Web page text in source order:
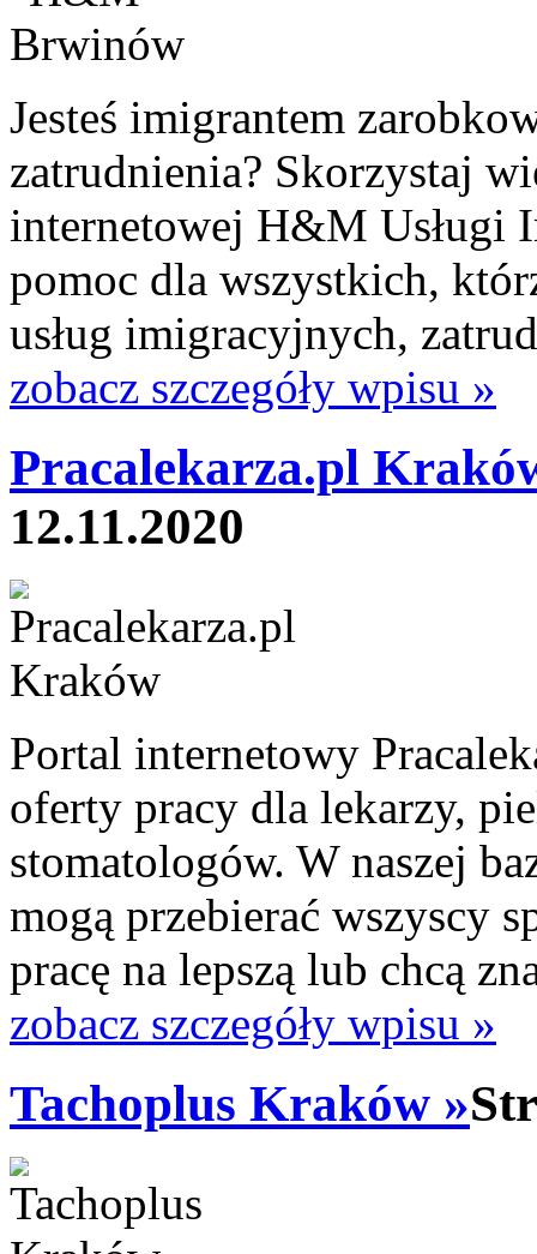
Jesteś imigrantem
zatrudnienia? Skorzystaj
internetowej H&M Usługi
pomoc dla wszystkich,
usług imigracyjnych,
zobacz szczegóły wpisu »
Pracalekarza.pl
12.11.2020
Portal internetowy
oferty pracy dla lekarzy,
stomatologów. W naszej
mogą przebierać wszyscy
pracę na lepszą lub chcą
zobacz szczegóły wpisu »
Tachoplus Kraków »